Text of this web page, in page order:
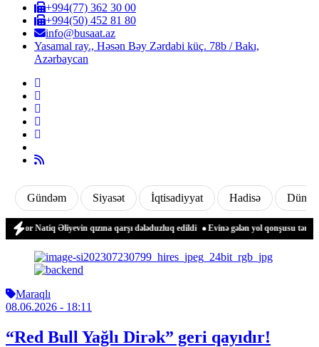
+994(77) 362 30 00
+994(50) 452 81 80
info@busaat.az
Yasamal ray., Həsən Bəy Zərdabi küç. 78b / Bakı,
Azərbaycan
Gündəm Siyasət İqtisadiyyat Hadisə Dünya
Əliyevin qızına qarşı dələduzluq edildi Evinə gələn yol qonşusu tərəfindən
Maraqlı
08.06.2026 - 18:11
“Red Bull Yağlı Dirək” geri qayıdır!